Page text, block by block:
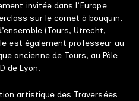
invitée dans l’Europe
sur le cornet à bouquin,
(Tours, Utrecht,
est également professeur au
ancienne de Tours, au Pôle
de Lyon.
artistique des Traversées